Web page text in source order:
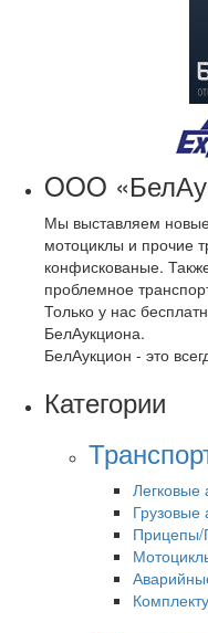
OOO
Мы выставляем
мотоциклы и прочие
конфискованые.
проблемное
Только у нас
БелАукциона.
БелАукцион - это
Категории
Легковые
Грузовые
Прицепы/